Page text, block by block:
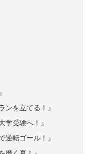
ンを立てる！』
学受験へ！』
逆転ゴール！』